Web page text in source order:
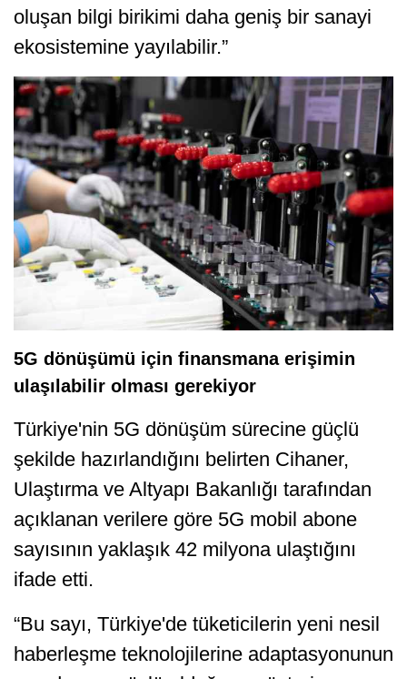
oluşan bilgi birikimi daha geniş bir sanayi
ekosistemine yayılabilir.”
5G dönüşümü için finansmana erişimin
ulaşılabilir olması gerekiyor
Türkiye'nin 5G dönüşüm sürecine güçlü
şekilde hazırlandığını belirten Cihaner,
Ulaştırma ve Altyapı Bakanlığı tarafından
açıklanan verilere göre 5G mobil abone
sayısının yaklaşık 42 milyona ulaştığını
ifade etti.
“Bu sayı, Türkiye'de tüketicilerin yeni nesil
haberleşme teknolojilerine adaptasyonunun